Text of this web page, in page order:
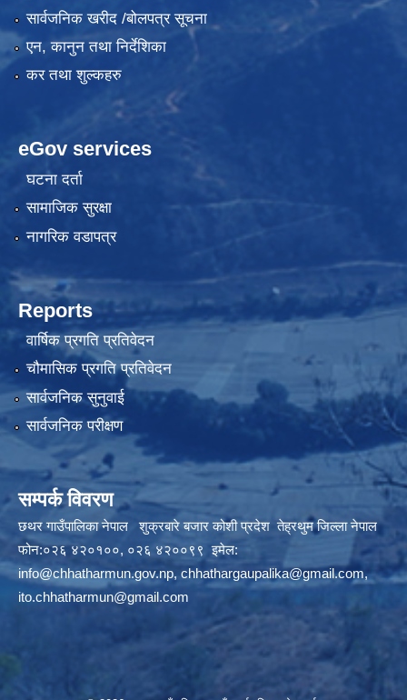
सार्वजनिक खरीद /बोलपत्र सूचना
एन, कानुन तथा निर्देशिका
कर तथा शुल्कहरु
eGov services
घटना दर्ता
सामाजिक सुरक्षा
नागरिक वडापत्र
Reports
वार्षिक प्रगति प्रतिवेदन
चौमासिक प्रगति प्रतिवेदन
सार्वजनिक सुनुवाई
सार्वजनिक परीक्षण
सम्पर्क विवरण
छथर गाउँपालिका नेपाल शुक्रबारे बजार कोशी प्रदेश तेह्रथुम जिल्ला नेपाल
फोन:०२६ ४२०१००, ०२६ ४२००९९ इमेल:
info@chhatharmun.gov.np, chhathargaupalika@gmail.com,
ito.chhatharmun@gmail.com